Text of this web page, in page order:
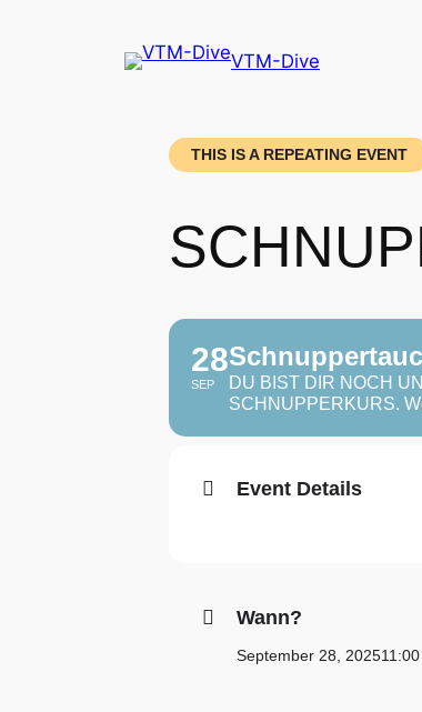
VTM-Dive
THIS IS A REPEATING EVENT
28
SEP
DU BIST DIR NOCH
SCHNUPPERKURS.
Event Details
Wann?
September 28, 2025